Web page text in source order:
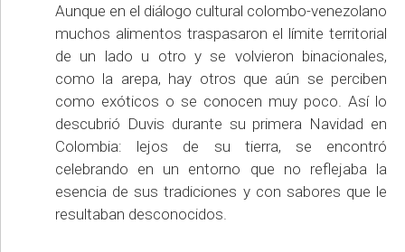
Aunque en el diálogo cultural colombo-venezolano
muchos alimentos traspasaron el límite territorial
de un lado u otro y se volvieron binacionales,
como la arepa, hay otros que aún se perciben
como exóticos o se conocen muy poco. Así lo
descubrió Duvis durante su primera Navidad en
Colombia: lejos de su tierra, se encontró
celebrando en un entorno que no reflejaba la
esencia de sus tradiciones y con sabores que le
resultaban desconocidos.